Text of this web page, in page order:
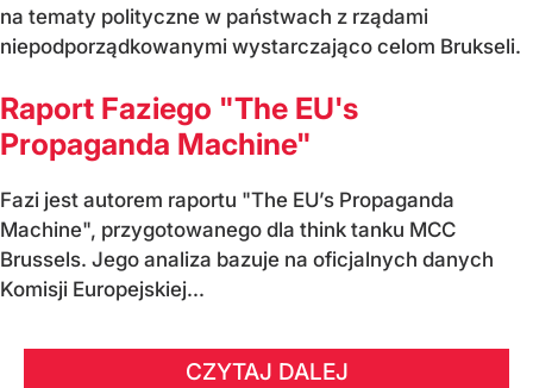
na tematy polityczne w państwach z rządami
niepodporządkowanymi wystarczająco celom Brukseli.
Raport Faziego "The EU's
Propaganda Machine"
Fazi jest autorem raportu "The EU’s Propaganda
Machine", przygotowanego dla think tanku MCC
Brussels. Jego analiza bazuje na oficjalnych danych
Komisji Europejskiej...
CZYTAJ DALEJ